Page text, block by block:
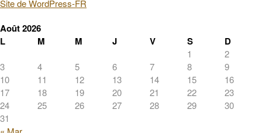
Site de WordPress-FR
Août 2026
L
M M J V S D
1
2
3
4 5 6 7 8
9
10
11 12 13 14 15
16
17
18 19 20 21 22
23
24
25 26 27 28 29
30
31